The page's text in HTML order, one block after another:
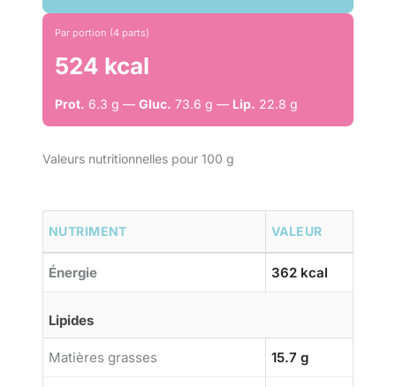
Par portion (4 parts)
524 kcal
Prot. 6.3 g — Gluc. 73.6 g — Lip. 22.8 g
Valeurs nutritionnelles pour 100 g
NUTRIMENT VALEUR
Énergie 362 kcal
Lipides
Matières grasses 15.7 g